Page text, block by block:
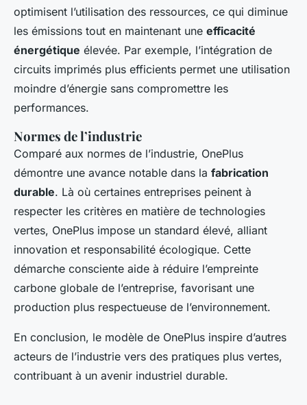
optimisent l’utilisation des ressources, ce qui diminue
les émissions tout en maintenant une efficacité
énergétique élevée. Par exemple, l’intégration de
circuits imprimés plus efficients permet une utilisation
moindre d’énergie sans compromettre les
performances.
Normes de l’industrie
Comparé aux normes de l’industrie, OnePlus
démontre une avance notable dans la fabrication
durable. Là où certaines entreprises peinent à
respecter les critères en matière de technologies
vertes, OnePlus impose un standard élevé, alliant
innovation et responsabilité écologique. Cette
démarche consciente aide à réduire l’empreinte
carbone globale de l’entreprise, favorisant une
production plus respectueuse de l’environnement.
En conclusion, le modèle de OnePlus inspire d’autres
acteurs de l’industrie vers des pratiques plus vertes,
contribuant à un avenir industriel durable.